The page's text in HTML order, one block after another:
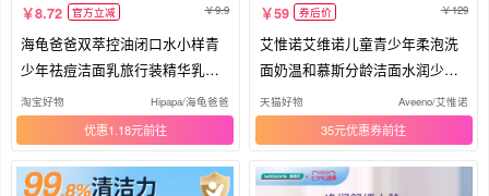
8.72 官方立减 9.9
海龟爸爸双萃控油闭口水小样青
少年祛痘洁面乳旅行装精华乳试
用装
淘宝好物 Hipapa/海龟爸爸
优惠1.18元
59 券后价 129
艾惟诺艾维诺儿童青少年柔泡洗
面奶温和慕斯分龄洁面水润少男
女
天猫好物 Aveeno/艾惟诺
35元优惠券